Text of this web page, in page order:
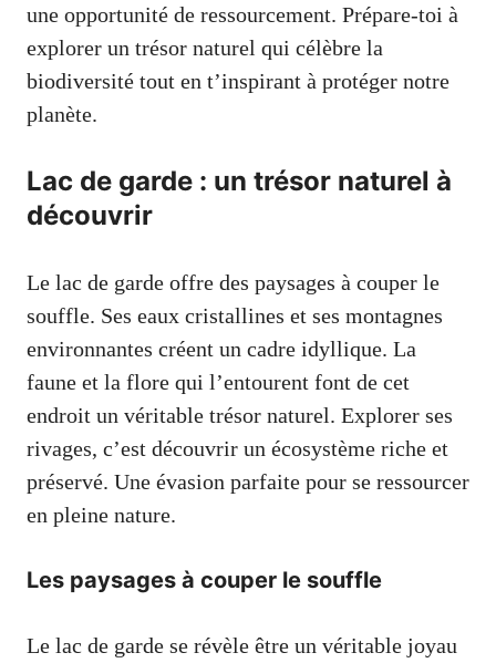
une opportunité de ressourcement. Prépare-toi à
explorer un trésor naturel qui célèbre la
biodiversité tout en t’inspirant à protéger notre
planète.
Lac de garde : un trésor naturel à
découvrir
Le lac de garde offre des paysages à couper le
souffle. Ses eaux cristallines et ses montagnes
environnantes créent un cadre idyllique. La
faune et la flore qui l’entourent font de cet
endroit un véritable trésor naturel. Explorer ses
rivages, c’est découvrir un écosystème riche et
préservé. Une évasion parfaite pour se ressourcer
en pleine nature.
Les paysages à couper le souffle
Le lac de garde se révèle être un véritable joyau